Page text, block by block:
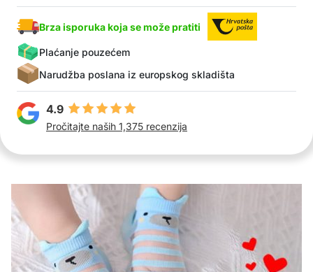
Brza isporuka koja se može pratiti
Plaćanje pouzećem
Narudžba poslana iz europskog skladišta
4.9
Pročitajte naših 1,375 recenzija